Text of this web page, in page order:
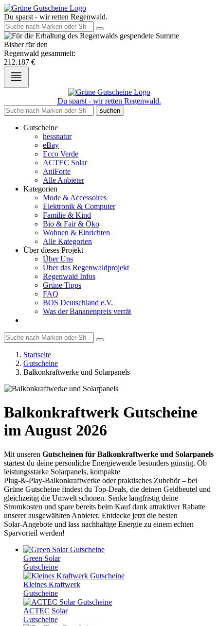
Du sparst - wir retten Regenwald.
Bisher für den
Regenwald gesammelt:
212.187 €
Du sparst - wir retten Regenwald.
suchen
Gutscheine
hessnatur
eBay
Ecco Verde
ACTEC Solar
AniForte
Alle Anbieter
Kategorien
Mode & Accessoires
Elektronik & Computer
Familie & Kind
Bio & Fair & Öko
Wohnen & Einrichten
Alle Kategorien
Über dieses Projekt
Über Uns
Über das Regenwaldprojekt
Regenwald Infos
Grüne Tipps
FAQ
BOS Deutschland e.V.
Was der Bananenpreis verrät
Startseite
Gutscheine
Balkonkraftwerke und Solarpanels
Balkonkraftwerk Gutscheine
im August 2026
Mit unseren Gutscheinen für Balkonkraftwerke und Solarpanels
startest du deine persönliche Energiewende besonders günstig. Ob
leistungsstarke Solarpanels, kompakte
Plug‑&‑Play‑Balkonkraftwerke oder praktisches Zubehör – bei
Grüne Gutscheine findest du Top‑Deals, die deinen Geldbeutel und
gleichzeitig die Umwelt schonen. Senke langfristig deine
Stromkosten und spare bereits beim Kauf dank attraktiver Rabatte
unserer ausgewählten Anbieter. Entdecke jetzt die besten
Solar‑Angebote und lass nachhaltige Energie zu einem echten
Sparvorteil werden!
Green Solar
Gutscheine
Kleines Kraftwerk
Gutscheine
ACTEC Solar
Gutscheine